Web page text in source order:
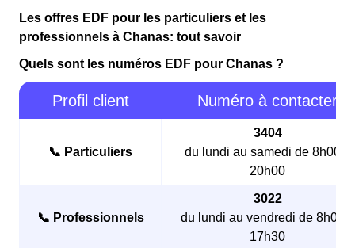
Les offres EDF pour les particuliers et les
professionnels à Chanas: tout savoir
Quels sont les numéros EDF pour Chanas ?
Profil client Numéro à contacter
📞 Particuliers
3404
du lundi au samedi de 8h00 à
20h00
📞 Professionnels
3022
du lundi au vendredi de 8h00 à
17h30